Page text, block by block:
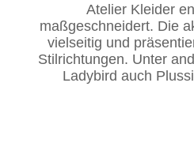
Atelier Kleider
maßgeschneidert. Die
vielseitig und
Stilrichtungen. Unter
Ladybird auch